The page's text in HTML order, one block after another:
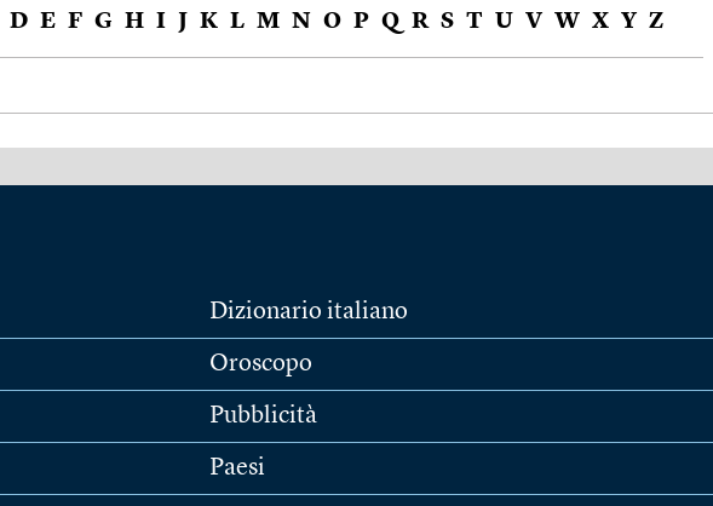
D E F G H I J K L M N O P Q R S T U V W X Y Z
Dizionario italiano
Oroscopo
Pubblicità
Paesi